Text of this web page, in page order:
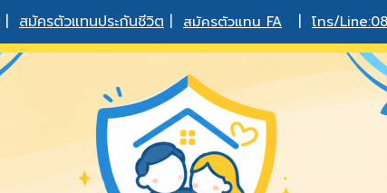
| สมัครตัวแทนประกันชีวิต สมัครตัวแทน FA โทร/